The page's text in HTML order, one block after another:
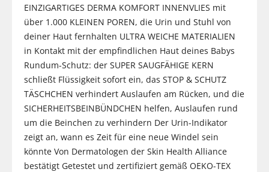
EINZIGARTIGES DERMA KOMFORT INNENVLIES mit
über 1.000 KLEINEN POREN, die Urin und Stuhl von
deiner Haut fernhalten ULTRA WEICHE MATERIALIEN
in Kontakt mit der empfindlichen Haut deines Babys
Rundum-Schutz: der SUPER SAUGFÄHIGE KERN
schließt Flüssigkeit sofort ein, das STOP & SCHUTZ
TÄSCHCHEN verhindert Auslaufen am Rücken, und die
SICHERHEITSBEINBÜNDCHEN helfen, Auslaufen rund
um die Beinchen zu verhindern Der Urin-Indikator
zeigt an, wann es Zeit für eine neue Windel sein
könnte Von Dermatologen der Skin Health Alliance
bestätigt Getestet und zertifiziert gemäß OEKO-TEX